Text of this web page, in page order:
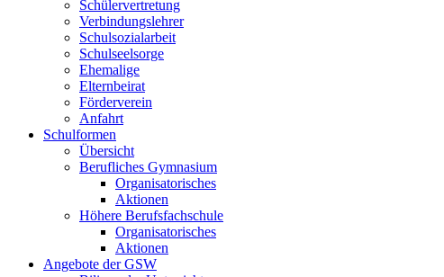
Schülervertretung
Verbindungslehrer
Schulsozialarbeit
Schulseelsorge
Ehemalige
Elternbeirat
Förderverein
Anfahrt
Schulformen
Übersicht
Berufliches Gymnasium
Organisatorisches
Aktionen
Höhere Berufsfachschule
Organisatorisches
Aktionen
Angebote der GSW